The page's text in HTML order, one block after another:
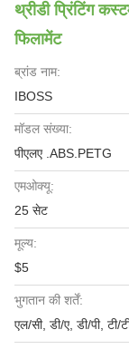
थ्रीडी प्रिंटिंग
फिलामेंट
ब्रांड नाम:
IBOSS
मॉडल संख्या:
पीएलए .ABS.PETG
एमओक्यू:
25 सेट
मूल्य:
$5
भुगतान की शर्तें:
एल/सी, डी/ए, डी/पी, टी/